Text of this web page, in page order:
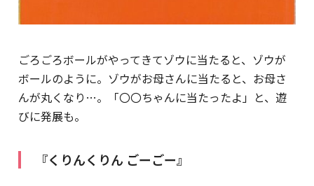
ごろごろボールがやってきてゾウに当たると、ゾウが
ボールのように。ゾウがお母さんに当たると、お母さ
んが丸くなり…。「〇〇ちゃんに当たったよ」と、遊
びに発展も。
『くりんくりん ごーごー』